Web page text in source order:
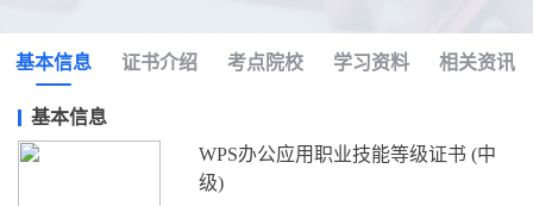
基本信息 证书介绍 考点院校 学习资料 相关资讯
基本信息
WPS办公应用职业技能等级证书 (中
级)